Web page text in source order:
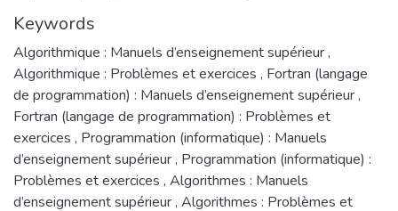
Keywords
Algorithmique : Manuels d’enseignement supérieur,
Algorithmique : Problèmes et exercices , Fortran (langage
de programmation) : Manuels d’enseignement supérieur,
Fortran (langage de programmation) : Problèmes et
exercices , Programmation (informatique) : Manuels
d’enseignement supérieur, Programmation (informatique) :
Problèmes et exercices , Algorithmes : Manuels
d’enseignement supérieur, Algorithmes : Problèmes et